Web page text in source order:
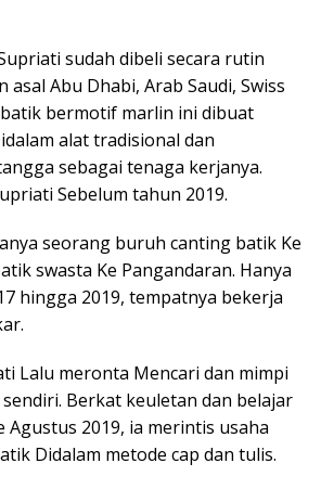
sudah dibeli secara rutin
asal Abu Dhabi, Arab Saudi, Swiss
batik bermotif marlin ini dibuat
alat tradisional dan
sebagai tenaga kerjanya.
Sebelum tahun 2019.
seorang buruh canting batik Ke
swasta Ke Pangandaran. Hanya
hingga 2019, tempatnya bekerja
Lalu meronta Mencari dan mimpi
Berkat keuletan dan belajar
Agustus 2019, ia merintis usaha
Didalam metode cap dan tulis.